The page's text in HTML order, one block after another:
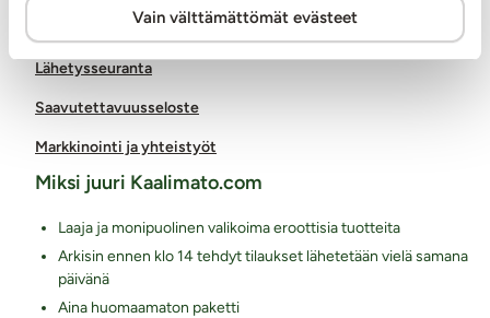
Vain välttämättömät evästeet
Yksityisyyden suoja / tietosuoja
Lähetysseuranta
Saavutettavuusseloste
Markkinointi ja yhteistyöt
Miksi juuri Kaalimato.com
Laaja ja monipuolinen valikoima eroottisia tuotteita
Arkisin ennen klo 14 tehdyt tilaukset lähetetään vielä samana
päivänä
Aina huomaamaton paketti